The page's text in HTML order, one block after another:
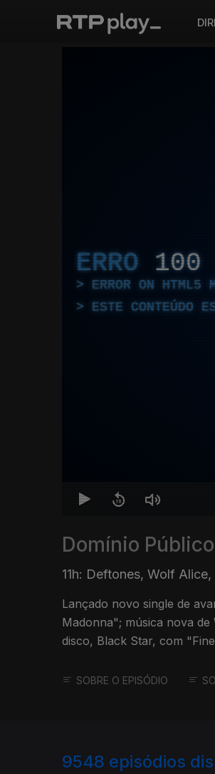
ERRO 100
ERROR ON HTML5
ESTE CONTEÚDO
Domínio
11h: Deftones, Wolf
Lançado novo single de
Madonna"; música nova
disco, Black Star, com
SOBRE O EPISÓDIO
9548 episódios